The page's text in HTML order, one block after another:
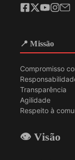
📍 Missão
Compromisso
Transparência
Agilidade
Respeito à
👁️ Visão